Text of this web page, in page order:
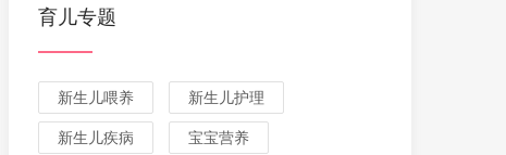
育儿专题
新生儿喂养 新生儿护理
新生儿疾病 宝宝营养